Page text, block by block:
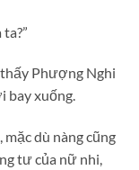
thấy Phượng Nghi
bay xuống.
dù nàng cũng
tư của nữ nhi,